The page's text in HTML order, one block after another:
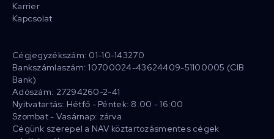
Karrier
Kapcsolat
Cégjegyzékszám: 01-10-143270
Bankszámlaszám: 10700024-43624409-51100005 (CIB
Bank)
Adószám: 27294260-2-41
Nyitvatartás: Hétfő - Péntek: 8.00 - 16:00
Szombat - Vasárnap: zárva
Cégünk szerepel a NAV köztartozásmentes cégek